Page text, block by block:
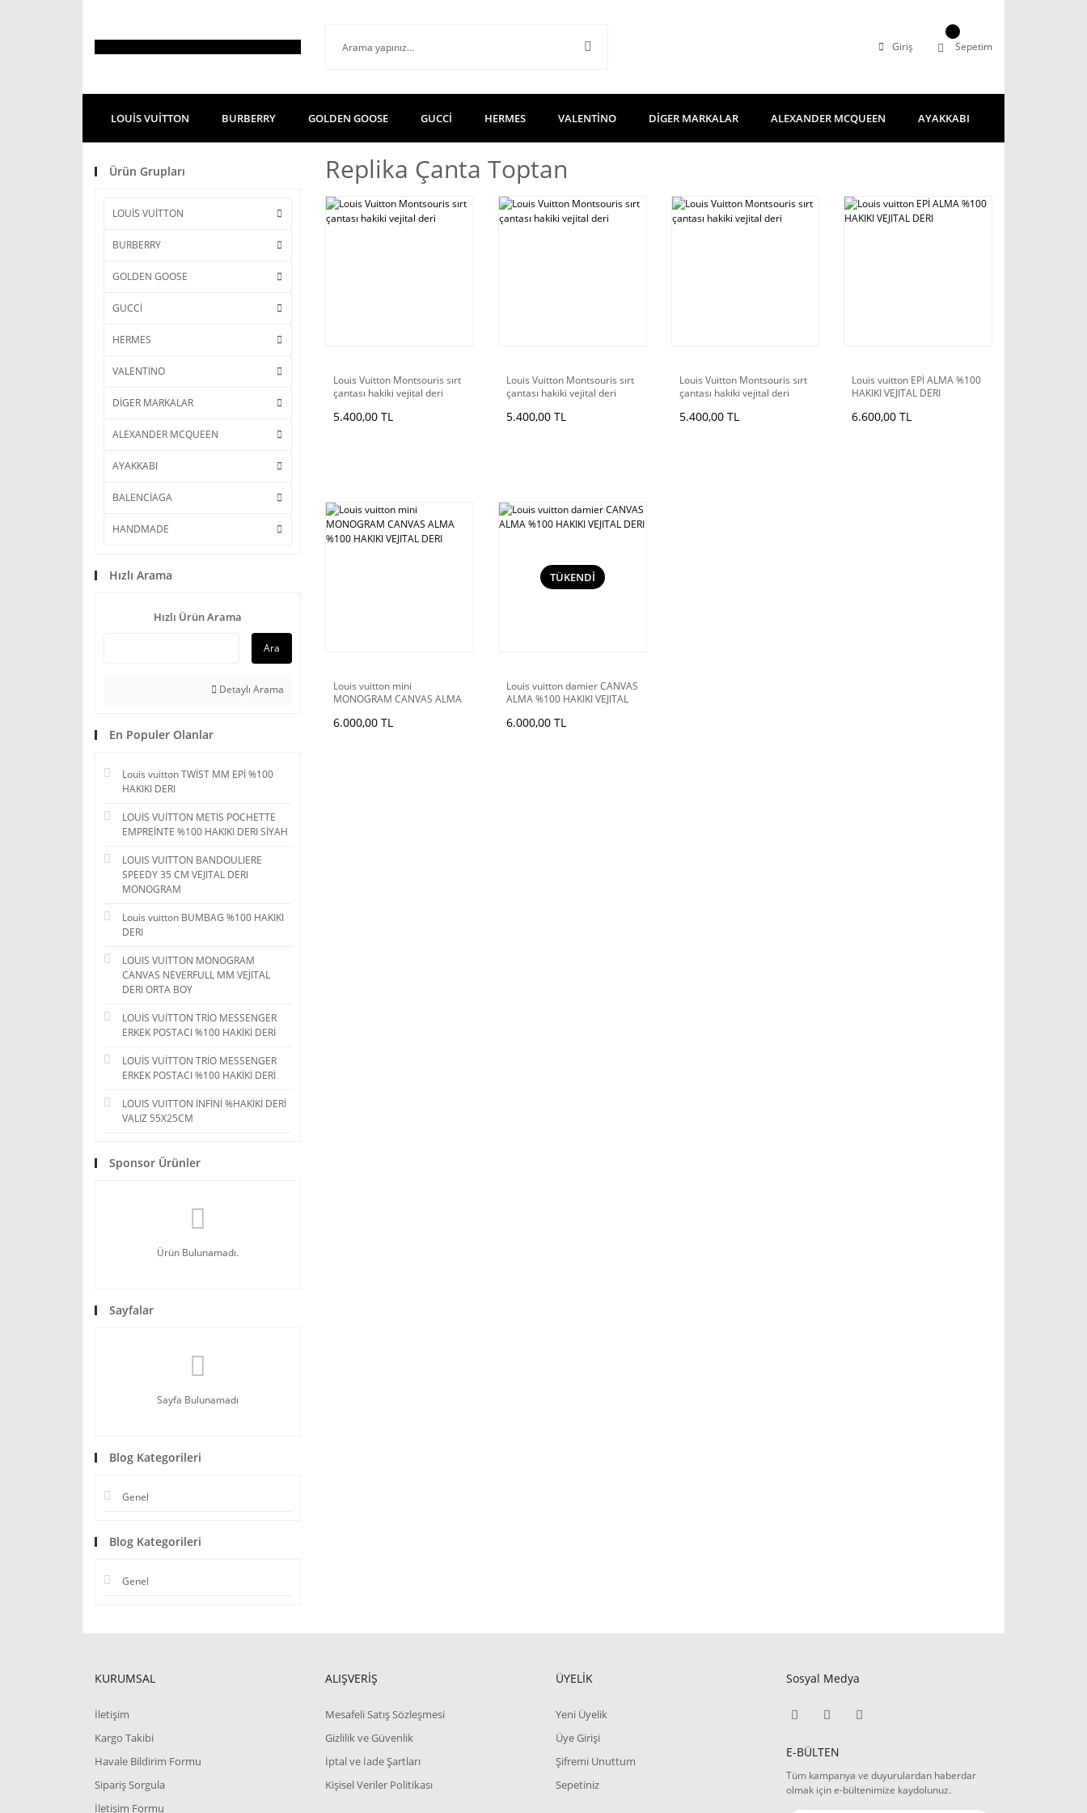
Giriş Sepetim
LOUİS VUİTTON BURBERRY GOLDEN GOOSE GUCCİ HERMES VALENTİNO DİGER MARKALAR ALEXANDER MCQUEEN AYAKKABI
Ürün Grupları
LOUİS VUİTTON
BURBERRY
GOLDEN GOOSE
GUCCİ
HERMES
VALENTİNO
DİGER MARKALAR
ALEXANDER MCQUEEN
AYAKKABI
BALENCİAGA
HANDMADE
Hızlı Arama
Hızlı Ürün Arama
Ara
Detaylı Arama
En Populer Olanlar
Louis vuitton TWİST MM EPİ %100
HAKIKI DERI
LOUİS VUİTTON METİS POCHETTE
EMPREİNTE %100 HAKIKI DERI SİYAH
LOUIS VUITTON BANDOULIERE
SPEEDY 35 CM VEJITAL DERI
MONOGRAM
Louis vuitton BUMBAG %100 HAKIKI
DERI
LOUIS VUITTON MONOGRAM
CANVAS NEVERFULL MM VEJITAL
DERI ORTA BOY
LOUİS VUİTTON TRİO MESSENGER
ERKEK POSTACI %100 HAKİKİ DERİ
LOUİS VUİTTON TRİO MESSENGER
ERKEK POSTACI %100 HAKİKİ DERİ
LOUIS VUITTON İNFİNİ %HAKİKİ DERİ
VALIZ 55X25CM
Sponsor Ürünler
Ürün Bulunamadı.
Sayfalar
Sayfa Bulunamadı
Blog Kategorileri
Genel
Blog Kategorileri
Genel
Replika Çanta Toptan
Louis Vuitton Montsouris sırt
çantası hakiki vejital deri
5.400,00 TL
Louis Vuitton Montsouris sırt
çantası hakiki vejital deri
5.400,00 TL
Louis Vuitton Montsouris sırt
çantası hakiki vejital deri
5.400,00 TL
Louis vuitton EPİ ALMA %100
HAKIKI VEJITAL DERI
6.600,00 TL
Louis vuitton mini
MONOGRAM CANVAS ALMA
6.000,00 TL
TÜKENDİ
Louis vuitton damier CANVAS
ALMA %100 HAKIKI VEJITAL
6.000,00 TL
KURUMSAL
İletişim
Kargo Takibi
Havale Bildirim Formu
Sipariş Sorgula
İletişim Formu
ALIŞVERİŞ
Mesafeli Satış Sözleşmesi
Gizlilik ve Güvenlik
İptal ve İade Şartları
Kişisel Veriler Politikası
ÜYELİK
Yeni Üyelik
Üye Girişi
Şifremi Unuttum
Sepetiniz
Sosyal Medya
E-BÜLTEN
Tüm kampanya ve duyurulardan haberdar
olmak için e-bültenimize kaydolunuz.